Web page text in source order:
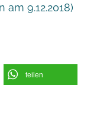
am 9.12.2018)
teilen